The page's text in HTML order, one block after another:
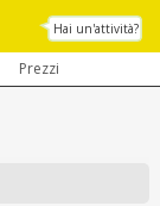
Hai un'attività?
Prezzi